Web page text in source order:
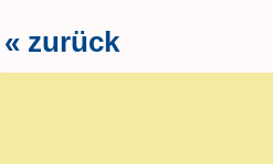
« zurück